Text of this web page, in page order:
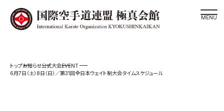
スケジュール
お知らせ公式大会EVENT
6月7日（土）8日（日）／第31回全日本ウェイト制大会タイムスケジュール